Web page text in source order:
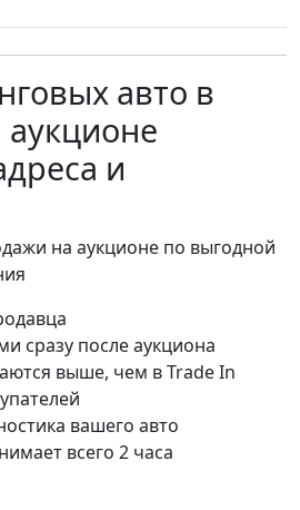
авто в
аукционе
и
на аукционе по выгодной
сразу после аукциона
выше, чем в Trade In
вашего авто
всего 2 часа